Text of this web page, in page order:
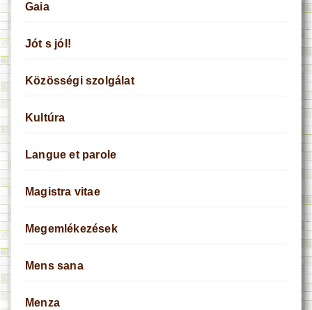
Gaia
Jót s jól!
Közösségi szolgálat
Kultúra
Langue et parole
Magistra vitae
Megemlékezések
Mens sana
Menza